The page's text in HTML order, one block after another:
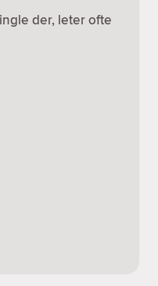
der, leter ofte